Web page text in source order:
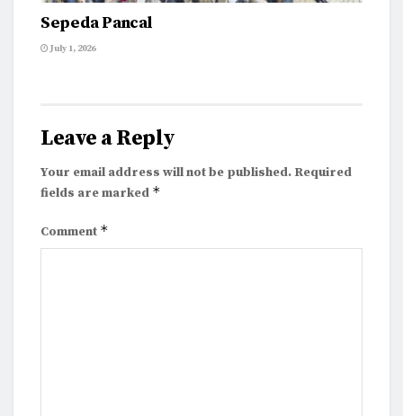
Sepeda Pancal
July 1, 2026
Leave a Reply
Your email address will not be published. Required
fields are marked *
Comment *